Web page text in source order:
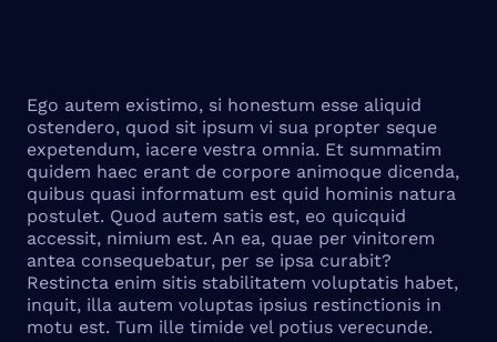
Ego autem existimo, si honestum esse aliquid
ostendero, quod sit ipsum vi sua propter seque
expetendum, iacere vestra omnia. Et summatim
quidem haec erant de corpore animoque dicenda,
quibus quasi informatum est quid hominis natura
postulet. Quod autem satis est, eo quicquid
accessit, nimium est. An ea, quae per vinitorem
antea consequebatur, per se ipsa curabit?
Restincta enim sitis stabilitatem voluptatis habet,
inquit, illa autem voluptas ipsius restinctionis in
motu est. Tum ille timide vel potius verecunde.